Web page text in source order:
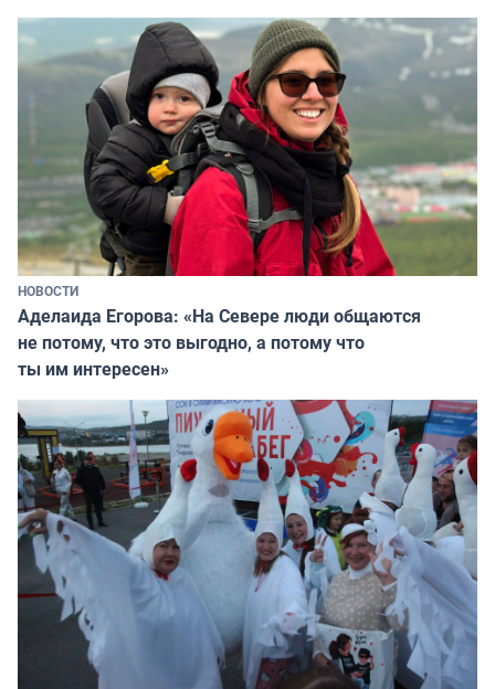
НОВОСТИ
Аделаида Егорова: «На Севере люди общаются
не потому, что это выгодно, а потому что
ты им интересен»